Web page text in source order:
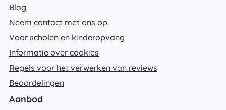
Blog
Neem contact met ons op
Voor scholen en kinderopvang
Informatie over cookies
Regels voor het verwerken van reviews
Beoordelingen
Aanbod